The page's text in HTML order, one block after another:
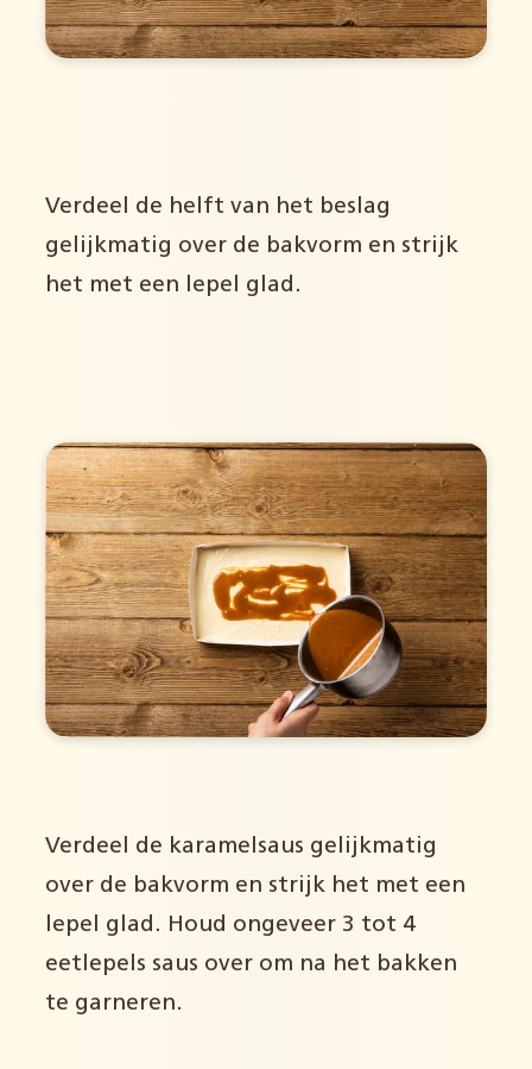
Verdeel de helft van het beslag
gelijkmatig over de bakvorm en strijk
het met een lepel glad.
Verdeel de karamelsaus gelijkmatig
over de bakvorm en strijk het met een
lepel glad. Houd ongeveer 3 tot 4
eetlepels saus over om na het bakken
te garneren.